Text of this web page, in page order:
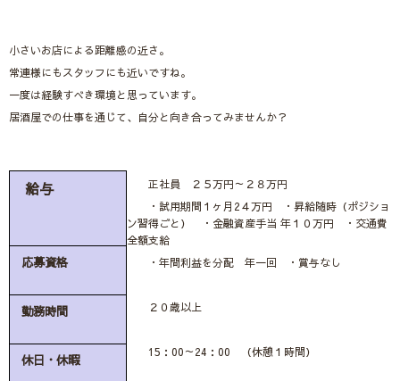
小さいお店による距離感の近さ。
常連様にもスタッフにも近いですね。
一度は経験すべき環境と思っています。
居酒屋での仕事を通じて、自分と向き合ってみませんか？
給与
応募資格
勤務時間
休日・休暇
正社員 ２５万円～２８万円
・試用期間１ヶ月2４万円 ・昇給随時（ポジショ
ン習得ごと） ・金融資産手当 年１０万円 ・交通費
全額支給
・年間利益を分配 年一回 ・賞与なし
２０歳以上
15：00～24：00 （休憩１時間）